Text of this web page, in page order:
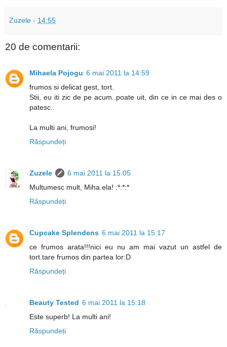
Zuzele - 14:55
20 de comentarii:
Mihaela Pojogu 6 mai 2011 la 14:59
frumos si delicat gest, tort.
Stii, eu iti zic de pe acum..poate uit, din ce in ce mai des o
patesc..
La multi ani, frumosi!
Răspundeți
Zuzele
6 mai 2011 la 15:05
Multumesc mult, Miha.ela! :*:*:*
Răspundeți
Cupcake Splendens 6 mai 2011 la 15:17
ce frumos arata!!!nici eu nu am mai vazut un astfel de
tort.tare frumos din partea lor:D
Răspundeți
Beauty Tested 6 mai 2011 la 15:18
Este superb! La multi ani!
Răspundeți